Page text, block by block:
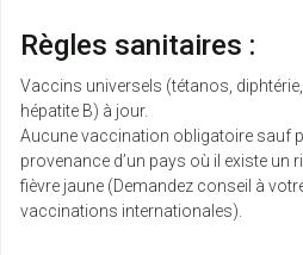
Règles sanitaires :
Vaccins universels (tétanos,
hépatite B) à jour.
Aucune vaccination obligatoire sauf
provenance d’un pays où il existe un
fièvre jaune (Demandez conseil à
vaccinations internationales).